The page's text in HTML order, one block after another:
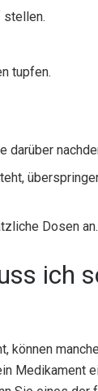
stellen.
tupfen.
darüber
Dosen an.
ich
können
Medikament